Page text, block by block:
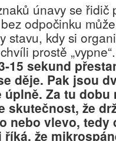
únavy se řidič
odpočinku
stavu, kdy si
prostě
15 sekund
děje. Pak jsou
Za tu dobu
skutečnost, že
nebo vlevo, tedy
že